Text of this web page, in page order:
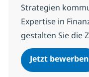
Strategien
Expertise in
gestalten Sie die
Jetzt bewerben